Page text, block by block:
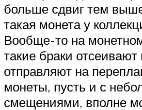
больше сдвиг тем
такая монета у
Вообще-то на
такие браки отсеивают
отправляют на
монеты, пусть и с
смещениями, вполне